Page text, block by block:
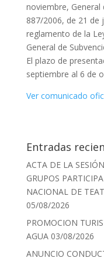
noviembre, General
887/2006, de 21 de
reglamento de la
General de
El plazo de
septiembre al 6 de
Ver comunicado
Entradas
ACTA DE LA
GRUPOS
NACIONAL DE
05/08/2026
PROMOCION
AGUA 03/08/2026
ANUNCIO